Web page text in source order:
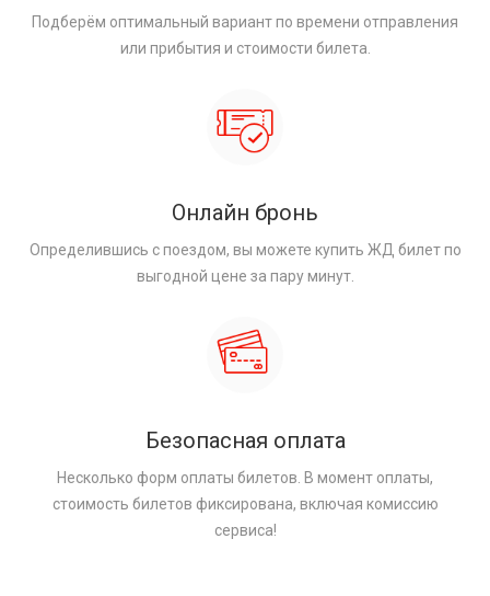
Подберём оптимальный вариант по времени отправления
или прибытия и стоимости билета.
Онлайн бронь
Определившись с поездом, вы можете купить ЖД билет по
выгодной цене за пару минут.
Безопасная оплата
Несколько форм оплаты билетов. В момент оплаты,
стоимость билетов фиксирована, включая комиссию
сервиса!